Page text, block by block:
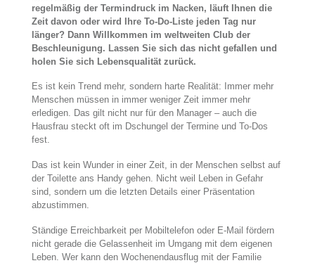
regelmäßig der Termindruck im Nacken, läuft Ihnen die
Zeit davon oder wird Ihre To-Do-Liste jeden Tag nur
länger? Dann Willkommen im weltweiten Club der
Beschleunigung. Lassen Sie sich das nicht gefallen und
holen Sie sich Lebensqualität zurück.
Es ist kein Trend mehr, sondern harte Realität: Immer mehr
Menschen müssen in immer weniger Zeit immer mehr
erledigen. Das gilt nicht nur für den Manager – auch die
Hausfrau steckt oft im Dschungel der Termine und To-Dos
fest.
Das ist kein Wunder in einer Zeit, in der Menschen selbst auf
der Toilette ans Handy gehen. Nicht weil Leben in Gefahr
sind, sondern um die letzten Details einer Präsentation
abzustimmen.
Ständige Erreichbarkeit per Mobiltelefon oder E-Mail fördern
nicht gerade die Gelassenheit im Umgang mit dem eigenen
Leben. Wer kann den Wochenendausflug mit der Familie